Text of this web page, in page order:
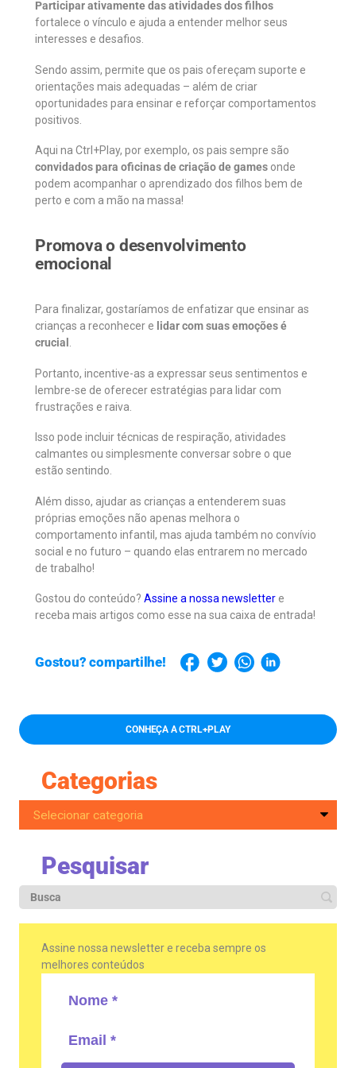
Participar ativamente das atividades dos filhos
fortalece o vínculo e ajuda a entender melhor seus
interesses e desafios.
Sendo assim, permite que os pais ofereçam suporte e
orientações mais adequadas – além de criar
oportunidades para ensinar e reforçar comportamentos
positivos.
Aqui na Ctrl+Play, por exemplo, os pais sempre são
convidados para oficinas de criação de games onde
podem acompanhar o aprendizado dos filhos bem de
perto e com a mão na massa!
Promova o desenvolvimento
emocional
Para finalizar, gostaríamos de enfatizar que ensinar as
crianças a reconhecer e lidar com suas emoções é
crucial .
Portanto, incentive-as a expressar seus sentimentos e
lembre-se de oferecer estratégias para lidar com
frustrações e raiva.
Isso pode incluir técnicas de respiração, atividades
calmantes ou simplesmente conversar sobre o que
estão sentindo.
Além disso, ajudar as crianças a entenderem suas
próprias emoções não apenas melhora o
comportamento infantil, mas ajuda também no convívio
social e no futuro – quando elas entrarem no mercado
de trabalho!
Gostou do conteúdo? Assine a nossa newsletter e
receba mais artigos como esse na sua caixa de entrada!
Gostou? compartilhe!
CONHEÇA A CTRL+PLAY
Categorias
Pesquisar
Assine nossa newsletter e receba sempre os
melhores conteúdos